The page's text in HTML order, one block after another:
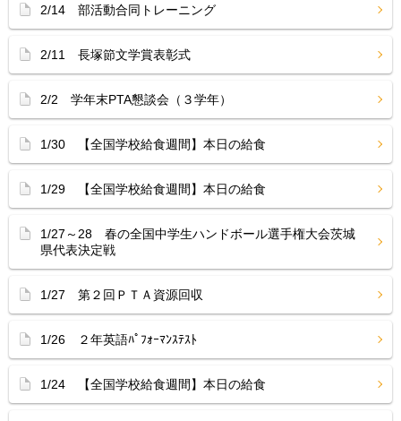
2/14 部活動合同トレーニング
2/11 長塚節文学賞表彰式
2/2 学年末PTA懇談会（３学年）
1/30 【全国学校給食週間】本日の給食
1/29 【全国学校給食週間】本日の給食
1/27～28 春の全国中学生ハンドボール選手権大会茨城
県代表決定戦
1/27 第２回ＰＴＡ資源回収
1/26 ２年英語ﾊﾟﾌｫｰﾏﾝｽﾃｽﾄ
1/24 【全国学校給食週間】本日の給食